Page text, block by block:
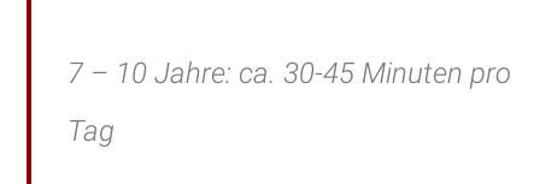
7 – 10 Jahre: ca. 30-45 Minuten pro
Tag